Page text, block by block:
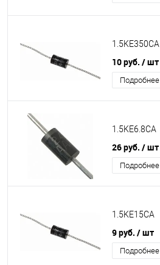
1.5KE350CA
10 руб. / шт
Подробнее
1.5KE6.8CA
26 руб. / шт
Подробнее
1.5KE15CA
9 руб. / шт
Подробнее